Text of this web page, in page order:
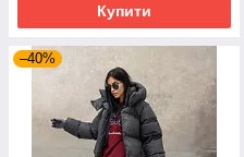
Купити
–40%